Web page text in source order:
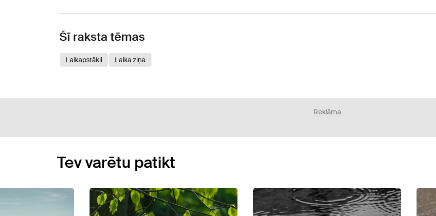
Šī raksta tēmas
Laikapstākļi Laika ziņa
Reklāma
Tev varētu patikt